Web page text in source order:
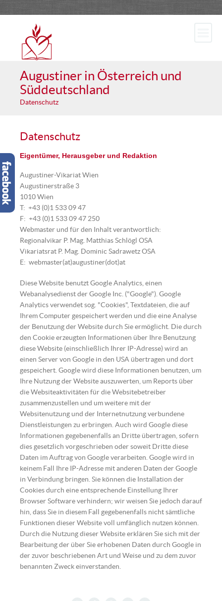
Augustiner in Österreich und
Süddeutschland
Datenschutz
Datenschutz
Eigentümer, Herausgeber und Redaktion
Augustiner-Vikariat Wien
Augustinerstraße 3
1010 Wien
T: +43 (0)1 533 09 47
F: +43 (0)1 533 09 47 250
Webmaster und für den Inhalt verantwortlich:
Regionalvikar P. Mag. Matthias Schlögl OSA
Vikariatsrat P. Mag. Dominic Sadrawetz OSA
E: webmaster(at)augustiner(dot)at
Diese Website benutzt Google Analytics, einen
Webanalysedienst der Google Inc. ("Google"). Google
Analytics verwendet sog. "Cookies", Textdateien, die auf
Ihrem Computer gespeichert werden und die eine Analyse
der Benutzung der Website durch Sie ermöglicht. Die durch
den Cookie erzeugten Informationen über Ihre Benutzung
diese Website (einschließlich Ihrer IP-Adresse) wird an
einen Server von Google in den USA übertragen und dort
gespeichert. Google wird diese Informationen benutzen, um
Ihre Nutzung der Website auszuwerten, um Reports über
die Websiteaktivitäten für die Websitebetreiber
zusammenzustellen und um weitere mit der
Websitenutzung und der Internetnutzung verbundene
Dienstleistungen zu erbringen. Auch wird Google diese
Informationen gegebenenfalls an Dritte übertragen, sofern
dies gesetzlich vorgeschrieben oder soweit Dritte diese
Daten im Auftrag von Google verarbeiten. Google wird in
keinem Fall Ihre IP-Adresse mit anderen Daten der Google
in Verbindung bringen. Sie können die Installation der
Cookies durch eine entsprechende Einstellung Ihrer
Browser Software verhindern; wir weisen Sie jedoch darauf
hin, dass Sie in diesem Fall gegebenenfalls nicht sämtliche
Funktionen dieser Website voll umfänglich nutzen können.
Durch die Nutzung dieser Website erklären Sie sich mit der
Bearbeitung der über Sie erhobenen Daten durch Google in
der zuvor beschriebenen Art und Weise und zu dem zuvor
benannten Zweck einverstanden.